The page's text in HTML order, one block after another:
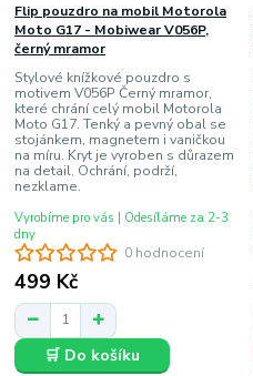
0 hodnocení
Flip pouzdro na mobil Motorola
Moto G17 - Mobiwear V056P,
černý mramor
Stylové knížkové pouzdro s
motivem V056P Černý mramor,
které chrání celý mobil Motorola
Moto G17. Tenký a pevný obal se
stojánkem, magnetem i vaničkou
na míru. Kryt je vyroben s důrazem
na detail. Ochrání, podrží,
nezklame.
499 Kč
Vyrobíme pro vás | Odesíláme za 2-3
dny
🛒 Do košíku